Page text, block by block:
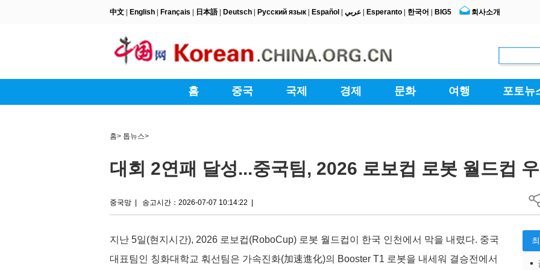
홈> 톱뉴스>
대회 2연패 달성...중국팀, 2026 로보컵 로봇 월드컵
중국망 송고시간：2026-07-07 10:14:22
지난 5일(현지시간), 2026 로보컵(RoboCup) 로봇 월드컵이 한국 인천에서 막을 내렸다. 중국
대표팀인 칭화대학교 훠선팀은 가속진화(加速進化)의 Booster T1 로봇을 내세워 결승전에서